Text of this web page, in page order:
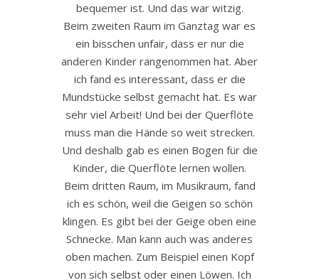
bequemer ist. Und das war witzig.
Beim zweiten Raum im Ganztag war es
ein bisschen unfair, dass er nur die
anderen Kinder rangenommen hat. Aber
ich fand es interessant, dass er die
Mundstücke selbst gemacht hat. Es war
sehr viel Arbeit! Und bei der Querflöte
muss man die Hände so weit strecken.
Und deshalb gab es einen Bogen für die
Kinder, die Querflöte lernen wollen.
Beim dritten Raum, im Musikraum, fand
ich es schön, weil die Geigen so schön
klingen. Es gibt bei der Geige oben eine
Schnecke. Man kann auch was anderes
oben machen. Zum Beispiel einen Kopf
von sich selbst oder einen Löwen. Ich